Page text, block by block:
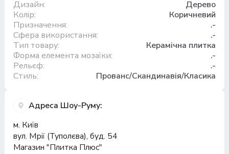
Дизайн:
Дерево
Колір:
Коричневий
Призначення:
.-
Сфера використання:
.-
Тип товару:
Керамічна плитка
Форма елемента мозаїки:
.-
Рельєф:
.-
Стиль:
Прованс/Скандинавія/Класика
Адреса Шоу-Руму:
м. Київ
вул. Мрії (Туполєва), буд. 54
Магазин "Плитка Плюс"